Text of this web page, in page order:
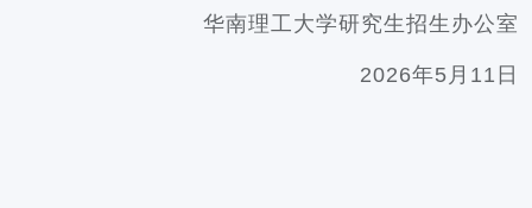
华南理工大学研究生招生办公室
2026年5月11日